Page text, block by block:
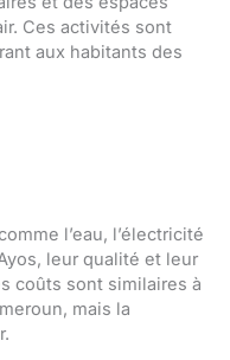
Ces activités sont
aux habitants des
l’eau, l’électricité
leur qualité et leur
coûts sont similaires à
mais la